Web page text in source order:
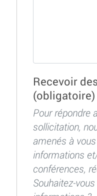
Recevoir
(obligatoire)
Pour répondre
sollicitation,
amenés à
informations
conférences,
Souhaitez-